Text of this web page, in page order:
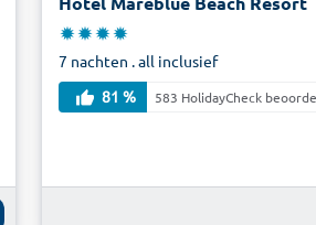
7 nachten . all inclusief
81 %
583 HolidayCheck